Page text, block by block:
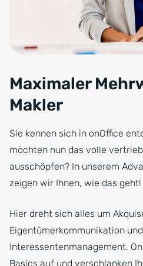
Maximaler
Makler
Sie kennen sich in onOffice
möchten nun das volle
ausschöpfen? In unserem
zeigen wir Ihnen, wie das geht!
Hier dreht sich alles um
Eigentümerkommunikation und
Interessentenmanagement.
Basics auf und verschlanken